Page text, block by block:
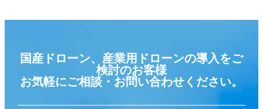
国産ドローン、産業用ドローンの導入をご
検討のお客様
お気軽にご相談・お問い合わせください。